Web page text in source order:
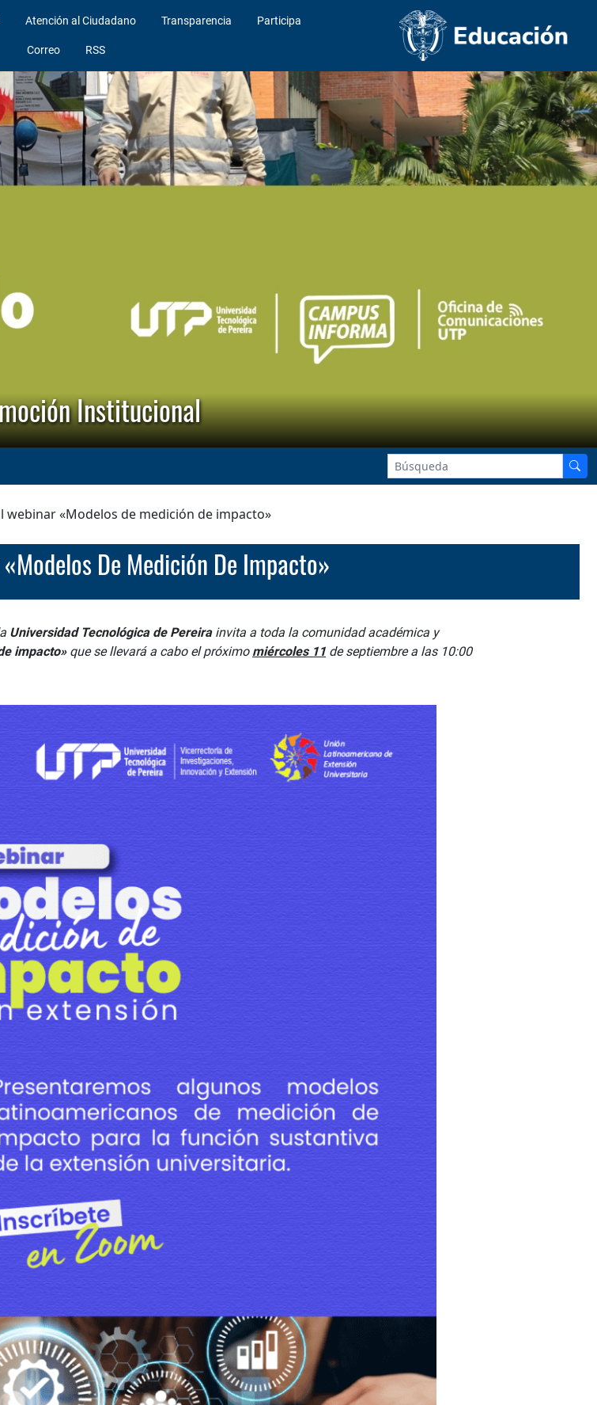
Atención al Ciudadano Transparencia Participa
Correo RSS
Institucional
webinar «Modelos de medición de impacto»
De Medición De Impacto»
Universidad Tecnológica de Pereirainvita a toda la comunidad académica y
impacto»que se llevará a cabo el próximo miércoles 11 de septiembre a las 10:00